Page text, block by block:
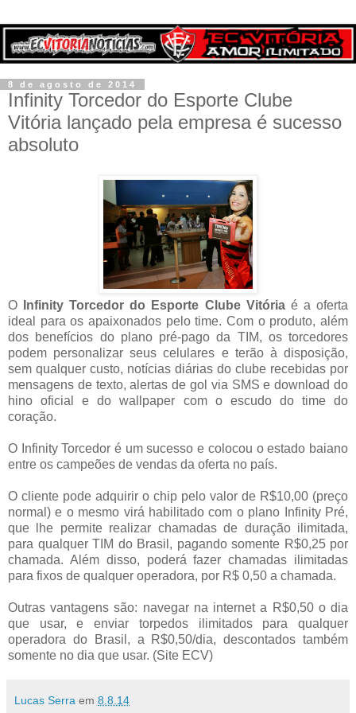
8 de agosto de 2014
Infinity Torcedor do Esporte Clube
Vitória lançado pela empresa é sucesso
absoluto
O Infinity Torcedor do Esporte Clube Vitóriaé a oferta
ideal para os apaixonados pelo time. Com o produto, além
dos benefícios do plano pré-pago da TIM, os torcedores
podem personalizar seus celulares e terão à disposição,
sem qualquer custo, notícias diárias do clube recebidas por
mensagens de texto, alertas de gol via SMS e download do
hino oficial e do wallpaper com o escudo do time do
coração.
O Infinity Torcedor é um sucesso e colocou o estado baiano
entre os campeões de vendas da oferta no país.
O cliente pode adquirir o chip pelo valor de R$10,00 (preço
normal) e o mesmo virá habilitado com o plano Infinity Pré,
que lhe permite realizar chamadas de duração ilimitada,
para qualquer TIM do Brasil, pagando somente R$0,25 por
chamada. Além disso, poderá fazer chamadas ilimitadas
para fixos de qualquer operadora, por R$ 0,50 a chamada.
Outras vantagens são: navegar na internet a R$0,50 o dia
que usar, e enviar torpedos ilimitados para qualquer
operadora do Brasil, a R$0,50/dia, descontados também
somente no dia que usar. (Site ECV)
Lucas Serra em 8.8.14